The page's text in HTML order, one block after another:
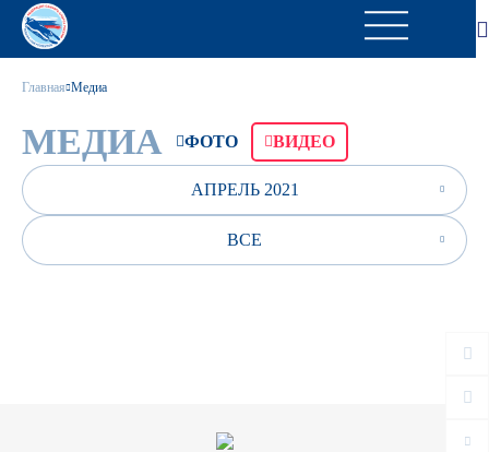
Главная Медиа
МЕДИА ФОТО ВИДЕО
АПРЕЛЬ 2021
ВСЕ